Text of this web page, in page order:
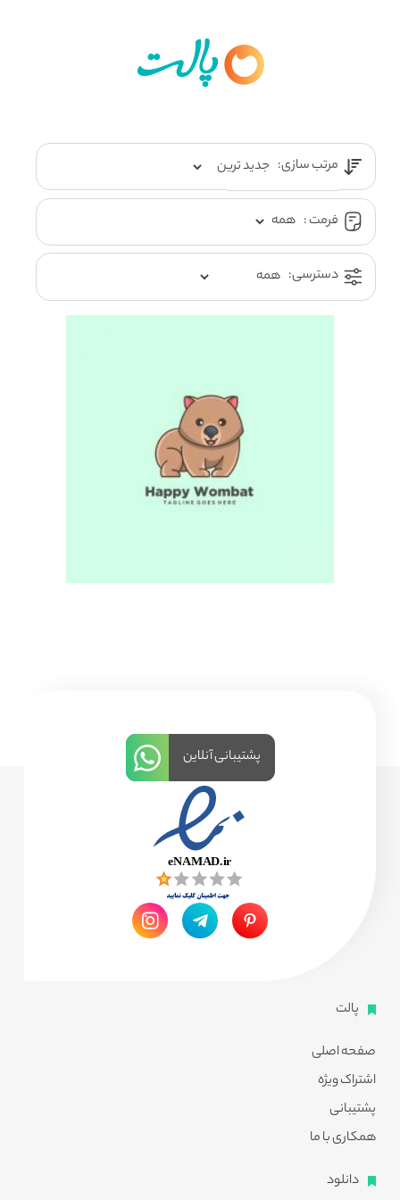
مرتب سازی:
فرمت :
دسترسی:
پالت
صفحه اصلی
اشتراک ویژه
پشتیبانی
همکاری با ما
دانلود
پشتیبانی آنلاین